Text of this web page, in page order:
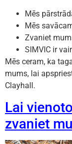
Mēs
Mēs
Zvaniet
SIMVIC ir
Mēs ceram, ka
mums, lai
Clayhall.
Lai
zvaniet